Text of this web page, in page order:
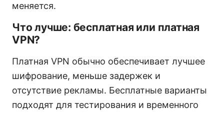
меняется.
Что лучше: бесплатная или платная
VPN?
Платная VPN обычно обеспечивает лучшее
шифрование, меньше задержек и
отсутствие рекламы. Бесплатные варианты
подходят для тестирования и временного